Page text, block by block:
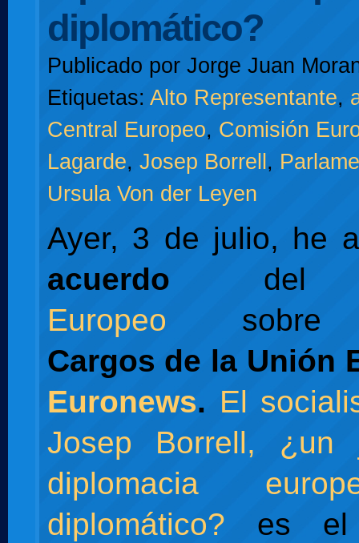
diplomático?
Publicado por Jorge Juan
Etiquetas: Alto Representante,
Central Europeo, Comisión
Lagarde, Josep Borrell,
Ursula Von der Leyen
Ayer, 3 de julio, he
acuerdo
Europeo
Cargos de la Unión
Euronews. El
Josep Borrell,
diplomacia
diplomático? es el